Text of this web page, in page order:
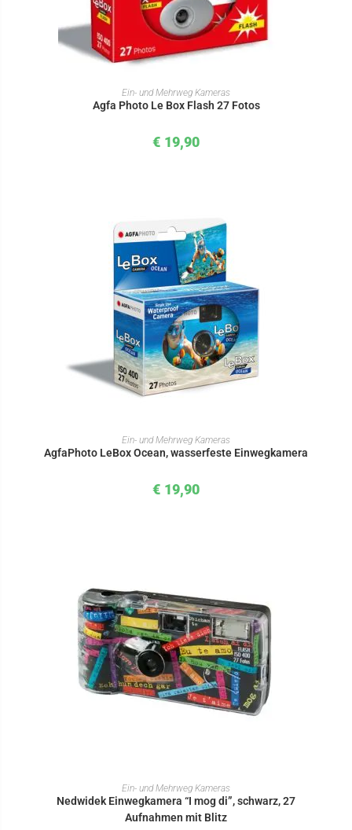
IN DEN WARENKORB
Ein- und Mehrweg Kameras
Agfa Photo Le Box Flash 27 Fotos
€ 19,90
IN DEN WARENKORB
Ein- und Mehrweg Kameras
AgfaPhoto LeBox Ocean, wasserfeste Einwegkamera
€ 19,90
IN DEN WARENKORB
Ein- und Mehrweg Kameras
Nedwidek Einwegkamera “I mog di”, schwarz, 27
Aufnahmen mit Blitz